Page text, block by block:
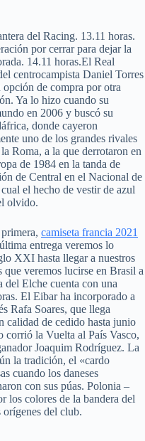
del Racing. 13.11 horas.
por cerrar para dejar la
14.11 horas.El Real
centrocampista Daniel Torres
de compra por otra
Ya lo hizo cuando su
en 2006 y buscó su
donde cayeron
uno de los grandes rivales
Roma, a la que derrotaron en
de 1984 en la tanda de
de Central en el Nacional de
el hecho de vestir de azul
olvido.
camiseta francia 2021
entrega veremos lo
XXI hasta llegar a nuestros
veremos lucirse en Brasil a
del Elche cuenta con una
El Eibar ha incorporado a
Rafa Soares, que llega
calidad de cedido hasta junio
corrió la Vuelta al País Vasco,
Joaquim Rodríguez. La
la tradición, el «cardo
cuando los daneses
con sus púas. Polonia –
los colores de la bandera del
orígenes del club.